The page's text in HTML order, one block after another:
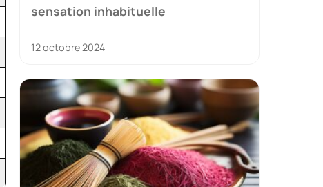
sensation inhabituelle
12 octobre 2024